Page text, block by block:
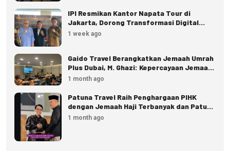
IPI Resmikan Kantor Napata Tour di
Jakarta, Dorong Transformasi Digital
Pariwisata
1 week ago
Gaido Travel Berangkatkan Jemaah Umrah
Plus Dubai, M. Ghazi: Kepercayaan Jemaah
Terus Meningkat
1 month ago
Patuna Travel Raih Penghargaan PIHK
dengan Jemaah Haji Terbanyak dan Patuh
Regulasi
1 month ago